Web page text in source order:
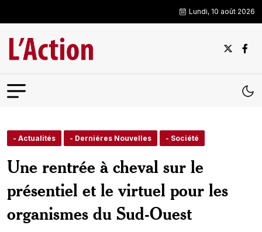
Lundi, 10 août 2026
- Actualités - Derniéres Nouvelles - Société
Une rentrée à cheval sur le
présentiel et le virtuel pour les
organismes du Sud-Ouest